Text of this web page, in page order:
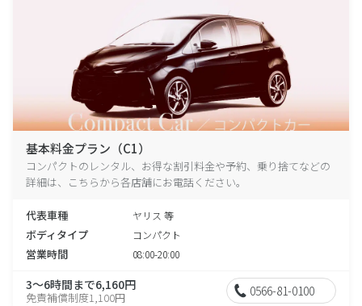
基本料金プラン（C1）
コンパクトのレンタル、お得な割引料金や予約、乗り捨てなどの
詳細は、こちらから各店舗にお電話ください。
代表車種 ヤリス 等
ボディタイプ コンパクト
営業時間 08:00-20:00
3～6時間まで6,160円
免責補償制度1,100円 0566-81-0100